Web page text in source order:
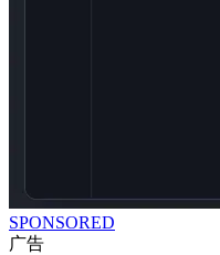
SPONSORED
广告